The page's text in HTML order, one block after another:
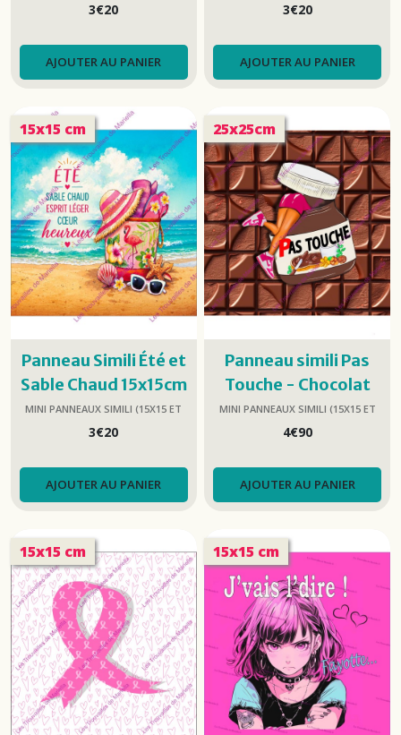
3€20
AJOUTER AU PANIER
3€20
AJOUTER AU PANIER
15x15 cm
Panneau Simili Été et
Sable Chaud 15x15cm
MINI PANNEAUX SIMILI (15X15 ET
3€20
AJOUTER AU PANIER
25x25cm
Panneau simili Pas
Touche - Chocolat
MINI PANNEAUX SIMILI (15X15 ET
4€90
AJOUTER AU PANIER
15x15 cm 15x15 cm